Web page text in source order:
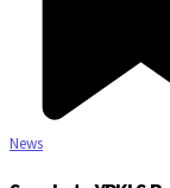
News